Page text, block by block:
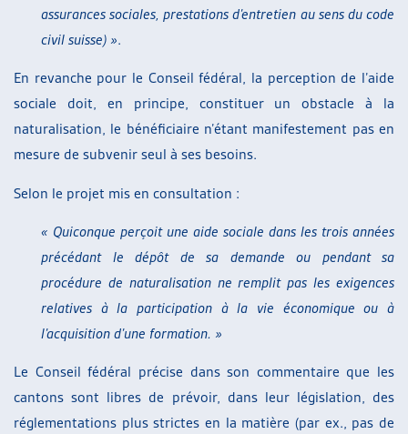
assurances sociales, prestations d’entretien au sens du code
civil suisse) ».
En revanche pour le Conseil fédéral, la perception de l’aide
sociale doit, en principe, constituer un obstacle à la
naturalisation, le bénéficiaire n’étant manifestement pas en
mesure de subvenir seul à ses besoins.
Selon le projet mis en consultation :
« Quiconque perçoit une aide sociale dans les trois années
précédant le dépôt de sa demande ou pendant sa
procédure de naturalisation ne remplit pas les exigences
relatives à la participation à la vie économique ou à
l’acquisition d’une formation. »
Le Conseil fédéral précise dans son commentaire que les
cantons sont libres de prévoir, dans leur législation, des
réglementations plus strictes en la matière (par ex., pas de